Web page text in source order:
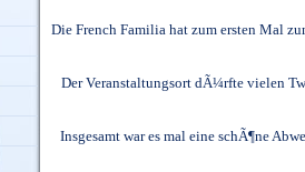
Die French Familia hat zum ersten Mal
Der Veranstaltungsort dÃ¼rfte vielen
Insgesamt war es mal eine schÃ¶ne